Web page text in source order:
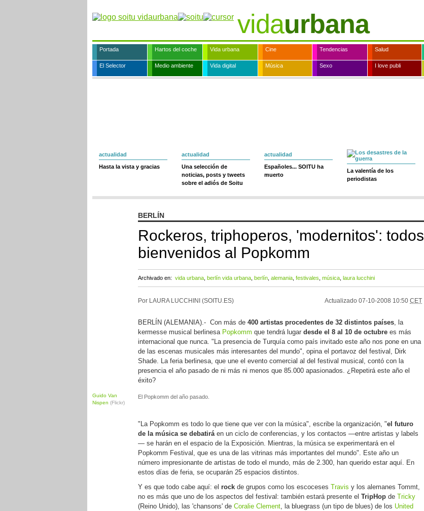
vidaurbana
Portada Hartos del coche Vida urbana Cine Tendencias Salud
El Selector Medio ambiente Vida digital Música Sexo I love publi
actualidad
Hasta la vista y gracias
actualidad
Una selección de
noticias, posts y tweets
sobre el adiós de Soitu
actualidad
Españoles... SOITU ha
muerto
La valentía de los
periodistas
BERLÍN
Rockeros, triphoperos, 'modernitos': todos
bienvenidos al Popkomm
Archivado en: vida urbana berlín vida urbana berlín alemania festivales música laura lucchini
Por LAURA LUCCHINI (SOITU.ES) Actualizado 07-10-2008 10:50 CET
BERLÍN (ALEMANIA).- Con más de 400 artistas procedentes de 32 distintos países, la
kermesse musical berlinesa Popkomm que tendrá lugar desde el 8 al 10 de octubre es más
internacional que nunca. "La presencia de Turquía como país invitado este año nos pone en una
de las escenas musicales más interesantes del mundo", opina el portavoz del festival, Dirk
Shade. La feria berlinesa, que une el evento comercial al del festival musical, contó con la
presencia el año pasado de ni más ni menos que 85.000 apasionados. ¿Repetirá este año el
éxito?
Guido Van
Nispen (Flickr)
El Popkomm del año pasado.
"La Popkomm es todo lo que tiene que ver con la música", escribe la organización, "el futuro
de la música se debatiráen un ciclo de conferencias, y los contactos —entre artistas y labels
— se harán en el espacio de la Exposición. Mientras, la música se experimentará en el
Popkomm Festival, que es una de las vitrinas más importantes del mundo". Este año un
número impresionante de artistas de todo el mundo, más de 2.300, han querido estar aquí. En
estos días de feria, se ocuparán 25 espacios distintos.
Y es que todo cabe aquí: el rock de grupos como los escoceses Travis y los alemanes Tommt,
no es más que uno de los aspectos del festival: también estará presente el TripHop de Tricky
(Reino Unido), las 'chansons' de Coralie Clement, la bluegrass (un tipo de blues) de los United